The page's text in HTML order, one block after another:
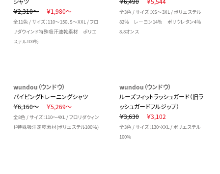
￥2,310～
￥1,980～
全11色 / サイズ：110～150、S～XXL / フロ
リダウインド特殊吸汗速乾素材 ポリエ
ステル100％
全3色 / サイズ：XS～3XL / ポリエステル
82％ レーヨン14％ ポリウレタン4％
8.8オンス
wundou（ウンドウ）
パイピングトレーニングシャツ
￥6,160～
￥5,269～
全8色 / サイズ：110～4XL / フロリダウィン
ド特殊吸汗速乾素材(ポリエステル100％)
wundou（ウンドウ）
ルーズフィットラッシュガード（旧ラ
ッシュガードフルジップ）
￥3,630
￥3,102
全3色 / サイズ：130~XXL / ポリエステル
100%